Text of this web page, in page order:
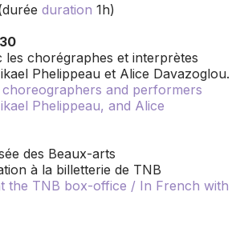
duration 1h)
les chorégraphes et interprètes
Phelippeau et Alice Davazoglou.
and performers
Phelippeau, and Alice
des Beaux-arts
à la billetterie de TNB
the TNB box-office / In French with